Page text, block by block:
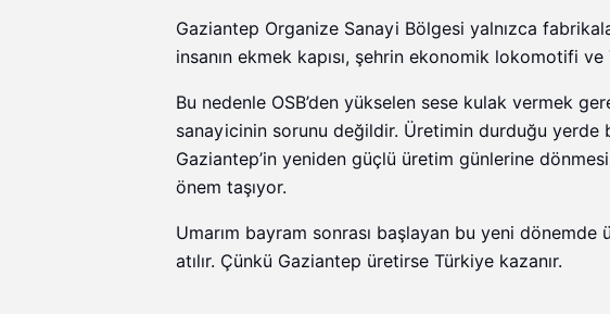
Gaziantep Organize Sanayi Bölgesi yalnızca
insanın ekmek kapısı, şehrin ekonomik lokomotifi
Bu nedenle OSB’den yükselen sese kulak vermek
sanayicinin sorunu değildir. Üretimin durduğu yerde
Gaziantep’in yeniden güçlü üretim günlerine
önem taşıyor.
Umarım bayram sonrası başlayan bu yeni dönemde
atılır. Çünkü Gaziantep üretirse Türkiye kazanır.